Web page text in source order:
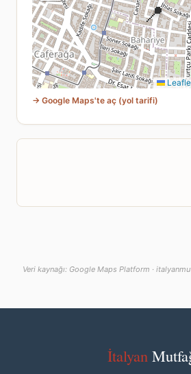
📍
→ Google Maps'te aç (yol tarifi)
Veri kaynağı: Google Maps Platform ·
İtalyan